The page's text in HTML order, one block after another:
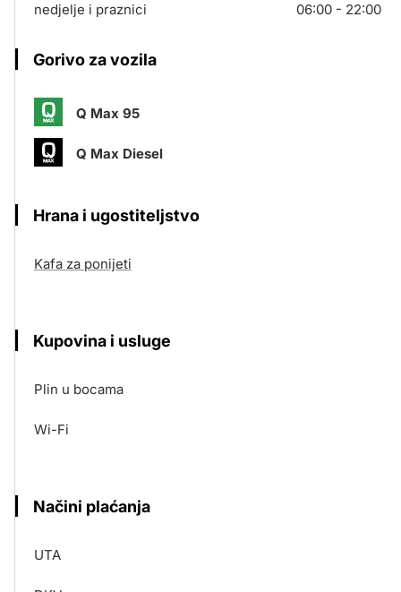
nedjelje i praznici
06:00 - 22:00
Gorivo za vozila
Q Max 95
Q Max Diesel
Hrana i ugostiteljstvo
Kafa za ponijeti
Kupovina i usluge
Plin u bocama
Wi-Fi
Načini plaćanja
UTA